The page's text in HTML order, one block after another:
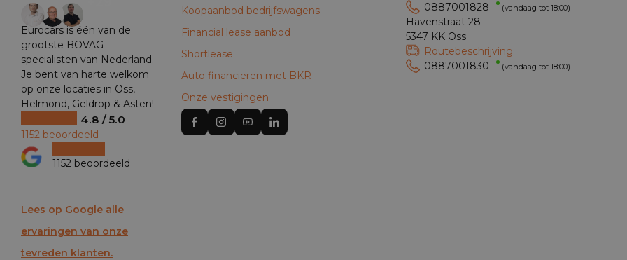
Eurocars is één van de
grootste BOVAG
specialisten van Nederland.
Je bent van harte welkom
op onze locaties in Oss,
Helmond, Geldrop & Asten!
4.8 / 5.0
1152 beoordeeld
1152 beoordeeld
Lees op Google alle
ervaringen van onze
tevreden klanten.
Koopaanbod bedrijfswagens
Financial lease aanbod
Shortlease
Auto financieren met BKR
Onze vestigingen
0887001828
(vandaag tot 18:00)
Havenstraat 28
5347 KK Oss
Routebeschrijving
0887001830
(vandaag tot 18:00)